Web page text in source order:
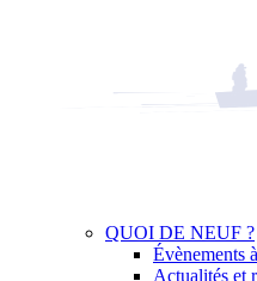
QUOI DE NEUF ?
Évènements
Actualités et